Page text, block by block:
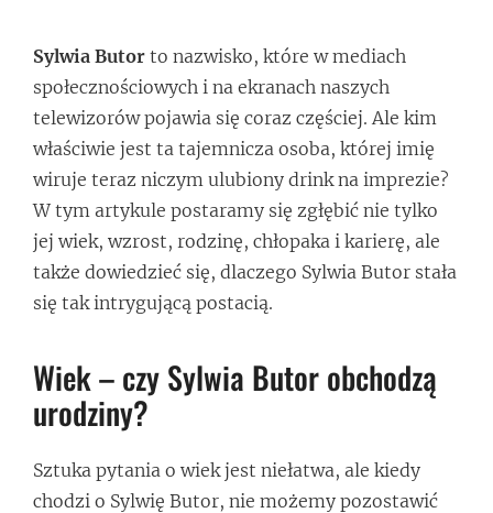
Sylwia Butor to nazwisko, które w mediach
społecznościowych i na ekranach naszych
telewizorów pojawia się coraz częściej. Ale kim
właściwie jest ta tajemnicza osoba, której imię
wiruje teraz niczym ulubiony drink na imprezie?
W tym artykule postaramy się zgłębić nie tylko
jej wiek, wzrost, rodzinę, chłopaka i karierę, ale
także dowiedzieć się, dlaczego Sylwia Butor stała
się tak intrygującą postacią.
Wiek – czy Sylwia Butor obchodzą
urodziny?
Sztuka pytania o wiek jest niełatwa, ale kiedy
chodzi o Sylwię Butor, nie możemy pozostawić